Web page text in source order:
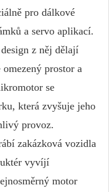
pro dálkové
a servo aplikací.
z něj dělají
prostor a
se
která zvyšuje jeho
provoz.
zakázková vozidla
vyvíjí
motor